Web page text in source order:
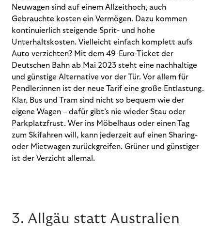
Neuwagen sind auf einem Allzeithoch, auch
Gebrauchte kosten ein Vermögen. Dazu kommen
kontinuierlich steigende Sprit- und hohe
Unterhaltskosten. Vielleicht einfach komplett aufs
Auto verzichten? Mit dem 49-Euro-Ticket der
Deutschen Bahn ab Mai 2023 steht eine nachhaltige
und günstige Alternative vor der Tür. Vor allem für
Pendler:innen ist der neue Tarif eine große Entlastung.
Klar, Bus und Tram sind nicht so bequem wie der
eigene Wagen – dafür gibt’s nie wieder Stau oder
Parkplatzfrust. Wer ins Möbelhaus oder einen Tag
zum Skifahren will, kann jederzeit auf einen Sharing-
oder Mietwagen zurückgreifen. Grüner und günstiger
ist der Verzicht allemal.
3. Allgäu statt Australien